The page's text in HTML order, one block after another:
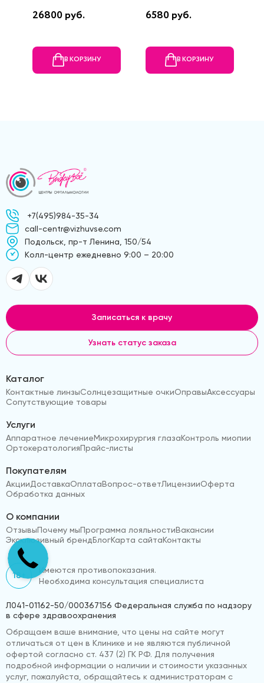
26800 руб.
В КОРЗИНУ
6580 руб.
В КОРЗИНУ
+7(495)984-35-34
call-centr@vizhuvse.com
Подольск, пр-т Ленина, 150/54
Kолл-центр ежедневно 9:00 – 20:00
Записаться к врачу
Узнать статус заказа
Каталог
Контактные линзыСолнцезащитные очкиОправыАксессуары
Сопутствующие товары
Услуги
Аппаратное лечениеМикрохирургия глазаКонтроль миопии
ОртокератологияПрайс-листы
Покупателям
АкцииДоставкаОплатаВопрос-ответЛицензииОферта
Обработка данных
О компании
ОтзывыПочему мыПрограмма лояльностиВакансии
Эксклюзивный брендБлогКарта сайтаКонтакты
18+
Имеются противопоказания.
Необходима консультация специалиста
Л041-01162-50/000367156 Федеральная служба по надзору
в сфере здравоохранения
Обращаем ваше внимание, что цены на сайте могут
отличаться от цен в Клинике и не являются публичной
офертой согласно ст. 437 (2) ГК РФ. Для получения
подробной информации о наличии и стоимости указанных
услуг, пожалуйста, обращайтесь к администраторам с